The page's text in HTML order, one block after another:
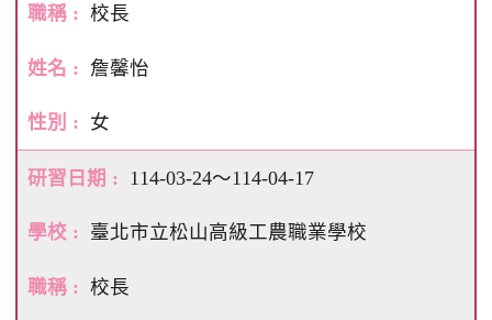
校長
詹馨怡
女
114-03-24～114-04-17
臺北市立松山高級工農職業學校
校長